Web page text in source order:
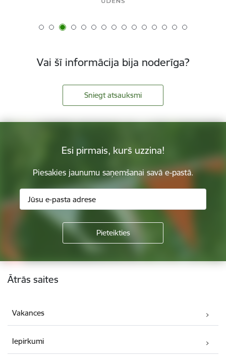
Vai šī informācija bija noderīga?
Sniegt atsauksmi
Esi pirmais, kurš uzzina!
Piesakies jaunumu saņemšanai savā e-pastā.
Kājene
Ātrās saites
Vakances
Iepirkumi